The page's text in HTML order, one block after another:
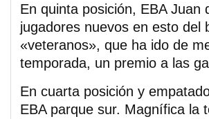
En quinta posición, EBA Juan
jugadores nuevos en esto del
«veteranos», que ha ido de
temporada, un premio a las
En cuarta posición y
EBA parque sur. Magnífica la